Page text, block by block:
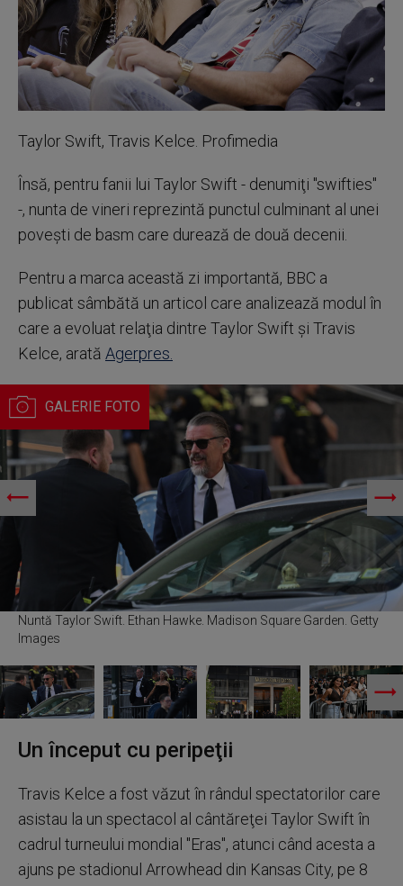
Taylor Swift, Travis Kelce. Profimedia
Însă, pentru fanii lui Taylor Swift - denumiţi "swifties"
-, nunta de vineri reprezintă punctul culminant al unei
poveşti de basm care durează de două decenii.
Pentru a marca această zi importantă, BBC a
publicat sâmbătă un articol care analizează modul în
care a evoluat relaţia dintre Taylor Swift şi Travis
Kelce, arată Agerpres.
Nuntă Taylor Swift. Ethan Hawke. Madison Square Garden. Getty
Images
Un început cu peripeţii
Travis Kelce a fost văzut în rândul spectatorilor care
asistau la un spectacol al cântăreţei Taylor Swift în
cadrul turneului mondial "Eras", atunci când acesta a
ajuns pe stadionul Arrowhead din Kansas City, pe 8